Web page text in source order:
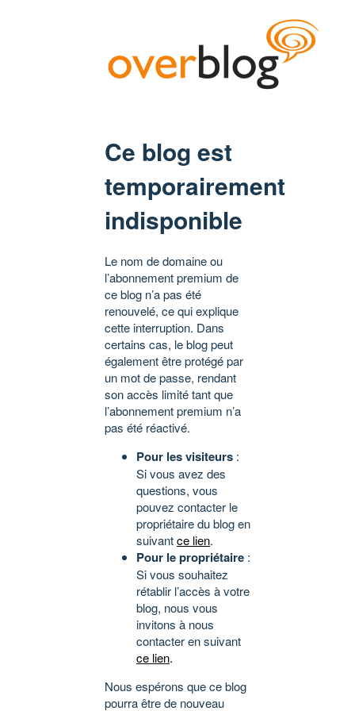
Ce blog est
temporairement
indisponible
Le nom de domaine ou
l’abonnement premium de
ce blog n’a pas été
renouvelé, ce qui explique
cette interruption. Dans
certains cas, le blog peut
également être protégé par
un mot de passe, rendant
son accès limité tant que
l’abonnement premium n’a
pas été réactivé.
Pour les visiteurs :
Si vous avez des
questions, vous
pouvez contacter le
propriétaire du blog en
suivantce lien.
Pour le propriétaire :
Si vous souhaitez
rétablir l’accès à votre
blog, nous vous
invitons à nous
contacter en suivant
ce lien.
Nous espérons que ce blog
pourra être de nouveau